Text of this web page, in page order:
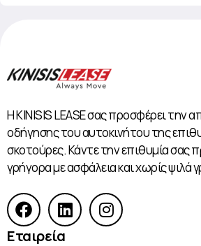
Η KINISIS LEASE σας προσφέρει την
οδήγησης του αυτοκινήτου της
σκοτούρες. Κάντε την επιθυμία σας
γρήγορα με ασφάλεια και χωρίς ψιλά
Εταιρεία